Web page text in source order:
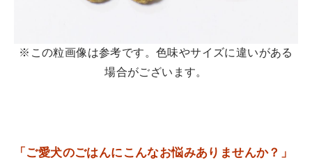
※この粒画像は参考です。色味やサイズに違いがある
場合がございます。
「ご愛犬のごはんにこんなお悩みありませんか？」